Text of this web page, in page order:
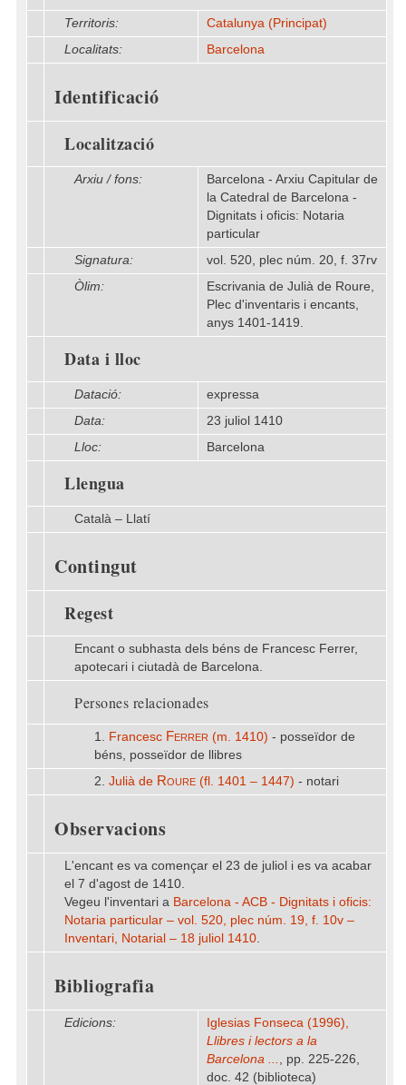
Territoris:
Catalunya (Principat)
Localitats:
Barcelona
Identificació
Localització
Arxiu / fons:
Barcelona - Arxiu Capitular de
la Catedral de Barcelona -
Dignitats i oficis: Notaria
particular
Signatura:
vol. 520, plec núm. 20, f. 37rv
Òlim:
Escrivania de Julià de Roure,
Plec d'inventaris i encants,
anys 1401-1419.
Data i lloc
Datació:
expressa
Data:
23 juliol 1410
Lloc:
Barcelona
Llengua
Català – Llatí
Contingut
Regest
Encant o subhasta dels béns de Francesc Ferrer,
apotecari i ciutadà de Barcelona.
Persones relacionades
1. Francesc Ferrer (m. 1410) - posseïdor de
béns, posseïdor de llibres
2. Julià de Roure (fl. 1401 – 1447) - notari
Observacions
L'encant es va començar el 23 de juliol i es va acabar
el 7 d'agost de 1410.
Vegeu l'inventari a Barcelona - ACB - Dignitats i oficis:
Notaria particular – vol. 520, plec núm. 19, f. 10v –
Inventari, Notarial – 18 juliol 1410.
Bibliografia
Edicions:
Iglesias Fonseca (1996),
Llibres i lectors a la
Barcelona ... , pp. 225-226,
doc. 42 (biblioteca)